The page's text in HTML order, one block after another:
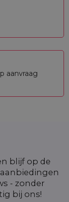
aanvraag
blijf op de
- zonder
bij ons!